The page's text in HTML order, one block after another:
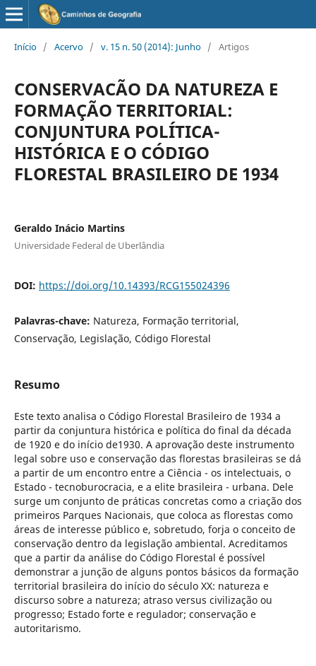
Início / Acervo / v. 15 n. 50 (2014): Junho / Artigos
CONSERVACÃO DA NATUREZA E
FORMAÇÃO TERRITORIAL:
CONJUNTURA POLÍTICA-
HISTÓRICA E O CÓDIGO
FLORESTAL BRASILEIRO DE 1934
Geraldo Inácio Martins
Universidade Federal de Uberlândia
DOI: https://doi.org/10.14393/RCG155024396
Palavras-chave: Natureza, Formação territorial,
Conservação, Legislação, Código Florestal
Resumo
Este texto analisa o Código Florestal Brasileiro de 1934 a
partir da conjuntura histórica e política do final da década
de 1920 e do início de1930. A aprovação deste instrumento
legal sobre uso e conservação das florestas brasileiras se dá
a partir de um encontro entre a Ciência - os intelectuais, o
Estado - tecnoburocracia, e a elite brasileira - urbana. Dele
surge um conjunto de práticas concretas como a criação dos
primeiros Parques Nacionais, que coloca as florestas como
áreas de interesse público e, sobretudo, forja o conceito de
conservação dentro da legislação ambiental. Acreditamos
que a partir da análise do Código Florestal é possível
demonstrar a junção de alguns pontos básicos da formação
territorial brasileira do início do século XX: natureza e
discurso sobre a natureza; atraso versus civilização ou
progresso; Estado forte e regulador; conservação e
autoritarismo.